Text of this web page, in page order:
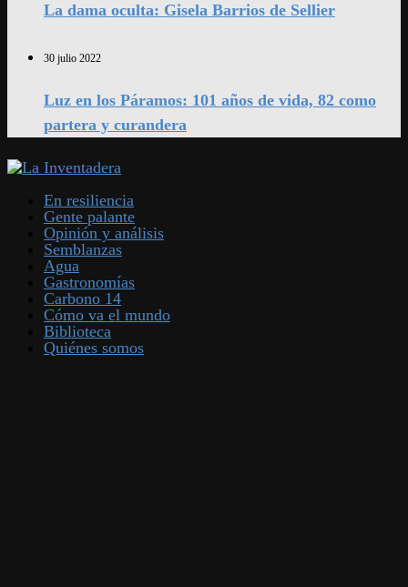
La dama oculta: Gisela Barrios de Sellier
30 julio 2022
Luz en los Páramos: 101 años de vida, 82 como
partera y curandera
En resiliencia
Gente palante
Opinión y análisis
Semblanzas
Agua
Gastronomías
Carbono 14
Cómo va el mundo
Biblioteca
Quiénes somos